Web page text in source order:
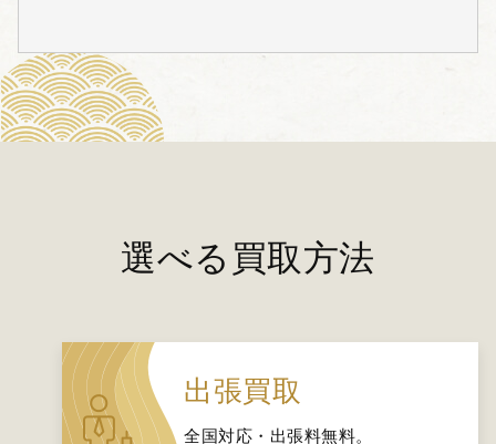
選べる買取方法
出張買取
全国対応・出張料無料。